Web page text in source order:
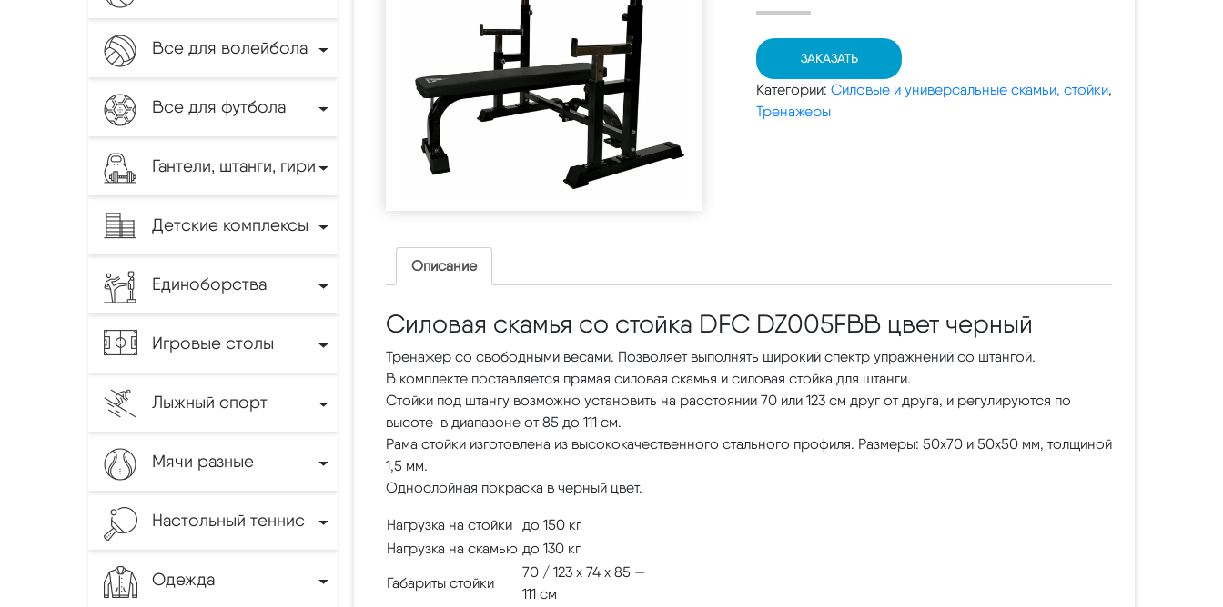
Все для волейбола
Все для футбола
Гантели, штанги, гири
Детские комплексы
Единоборства
Игровые столы
Лыжный спорт
Мячи разные
Настольный теннис
Одежда
ЗАКАЗАТЬ
Категории: Силовые и универсальные скамьи, стойки,
Тренажеры
Описание
Силовая скамья со стойка DFC DZ005FBB цвет черный
Тренажер со свободными весами. Позволяет выполнять широкий спектр упражнений со штангой.
В комплекте поставляется прямая силовая скамья и силовая стойка для штанги.
Стойки под штангу возможно установить на расстоянии 70 или 123 см друг от друга, и регулируются по
высоте в диапазоне от 85 до 111 см.
Рама стойки изготовлена из высококачественного стального профиля. Размеры: 50х70 и 50х50 мм, толщиной
1,5 мм.
Однослойная покраска в черный цвет.
Нагрузка на стойки
до 150 кг
Нагрузка на скамью до 130 кг
Габариты стойки
70 / 123 х 74 х 85 —
111 см